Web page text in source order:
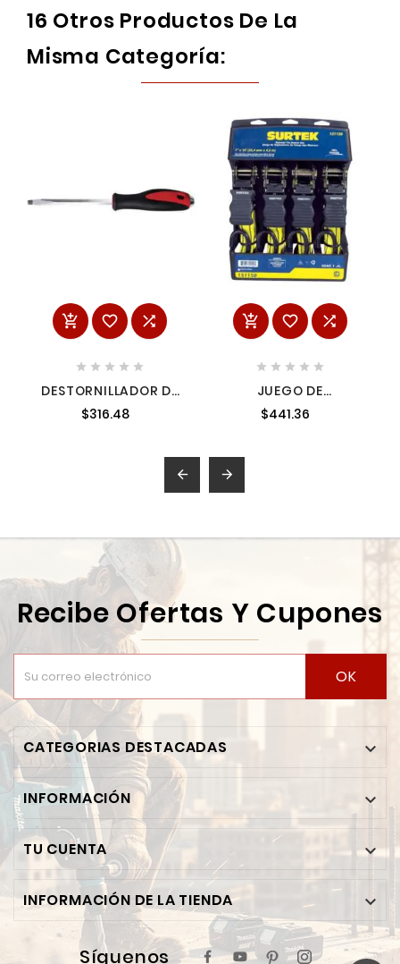
16 Otros Productos De La
Misma Categoría:
  
    
DESTORNILLADOR DE
GOLPE PUNTA PLANA
3/8X12" URREA 9112G
$316.48
  
    
JUEGO DE
SUJETADORES TIPO
MATRACA 4 PIEZAS
$441.36
 
Recibe Ofertas Y Cupones
OK
CATEGORIAS DESTACADAS 
INFORMACIÓN 
TU CUENTA 
INFORMACIÓN DE LA TIENDA 
Síguenos